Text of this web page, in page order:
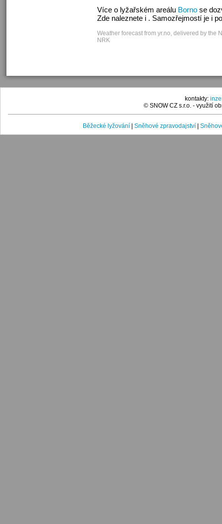
Více o lyžařském areálu Borno se
Zde naleznete i . Samozřejmostí je i
Weather forecast from yr.no, delivered by the
NRK
kontakty:
© SNOW CZ s.r.o. - využití
Běžecké lyžování Sněhové zpravodajství